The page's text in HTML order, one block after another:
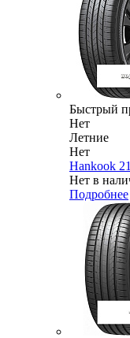
Быстрый
Нет
Летние
Нет
Hankook
Нет в
Подробнее